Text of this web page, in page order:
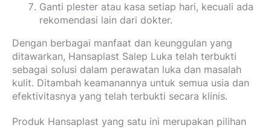
Ganti plester atau kasa setiap hari, kecuali ada
rekomendasi lain dari dokter.
Dengan berbagai manfaat dan keunggulan yang
ditawarkan, Hansaplast Salep Luka telah terbukti
sebagai solusi dalam perawatan luka dan masalah
kulit. Ditambah keamanannya untuk semua usia dan
efektivitasnya yang telah terbukti secara klinis.
Produk Hansaplast yang satu ini merupakan pilihan